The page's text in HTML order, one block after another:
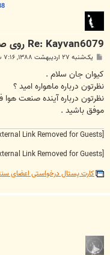
Re: Kayvan6079 روی صندلی داغ...!
پ
ت
یک‌شنبه ۲۷ اردیبهشت ۱۳۸۸, ۷:۱۶ ب.ظ
کیوان جان سلام .
نظرتون درباره ماهواره امید ؟
نظرتون درباره آینده صنعت
موفق باشید .
کارت پستال درخواستی اعضای